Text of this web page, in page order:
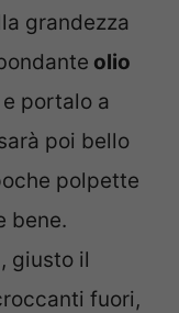
grandezza
olio
portalo a
poi bello
polpette
bene.
giusto il
fuori,